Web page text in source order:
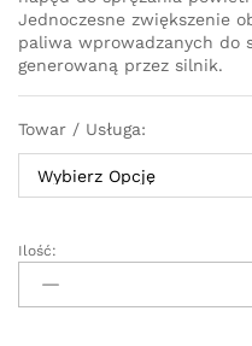
Jednoczesne zwiększenie
paliwa wprowadzanych do
generowaną przez silnik.
Towar / Usługa:
Turbosprężarka
turbina
Ilość: